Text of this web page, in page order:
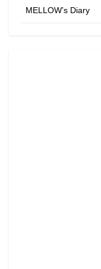
MELLOW’s Diary